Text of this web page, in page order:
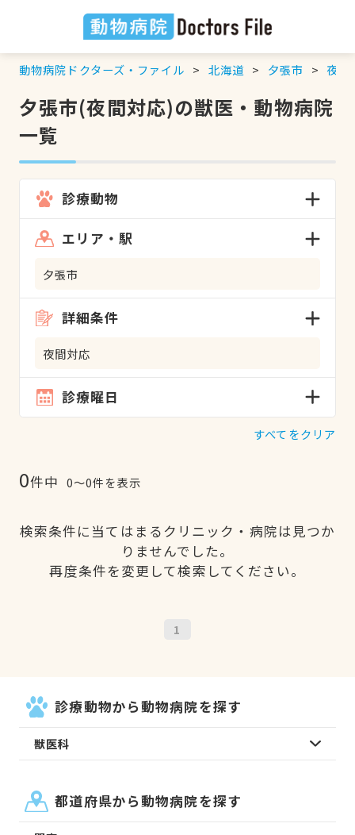
動物病院ドクターズ・ファイル 北海道 夕張市 夜間
夕張市(夜間対応)の獣医・動物病院
一覧
診療動物
エリア・駅
夕張市
詳細条件
夜間対応
診療曜日
すべてをクリア
0件中 0〜0件を表示
検索条件に当てはまるクリニック・病院は見つか
りませんでした。
再度条件を変更して検索してください。
1
診療動物から動物病院を探す
獣医科
都道府県から動物病院を探す